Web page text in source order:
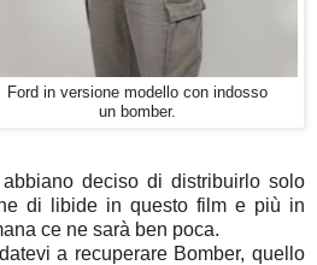
Ford in versione modello con indosso
un bomber.
deciso di distribuirlo solo
di libide in questo film e più in
ce ne sarà ben poca.
a recuperare Bomber, quello